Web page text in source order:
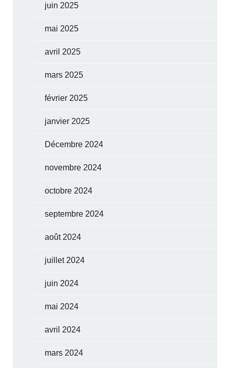
juin 2025
mai 2025
avril 2025
mars 2025
février 2025
janvier 2025
Décembre 2024
novembre 2024
octobre 2024
septembre 2024
août 2024
juillet 2024
juin 2024
mai 2024
avril 2024
mars 2024